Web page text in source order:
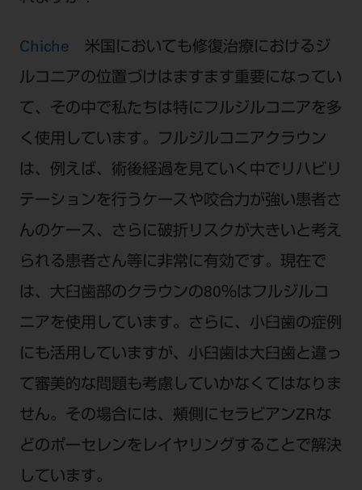
Chiche 米国においても修復治療におけるジ
ルコニアの位置づけはますます重要になってい
て、その中で私たちは特にフルジルコニアを多
く使用しています。フルジルコニアクラウン
は、例えば、術後経過を見ていく中でリハビリ
テーションを行うケースや咬合力が強い患者さ
んのケース、さらに破折リスクが大きいと考え
られる患者さん等に非常に有効です。現在で
は、大臼歯部のクラウンの80％はフルジルコ
ニアを使用しています。さらに、小臼歯の症例
にも活用していますが、小臼歯は大臼歯と違っ
て審美的な問題も考慮していかなくてはなりま
せん。その場合には、頰側にセラビアンZRな
どのポーセレンをレイヤリングすることで解決
しています。